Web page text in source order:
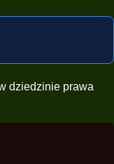
dziedzinie prawa